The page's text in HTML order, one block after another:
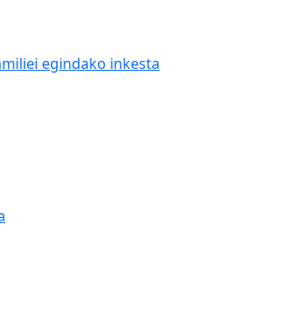
egindako inkesta